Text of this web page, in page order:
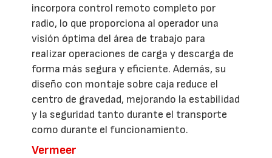
incorpora control remoto completo por
radio, lo que proporciona al operador una
visión óptima del área de trabajo para
realizar operaciones de carga y descarga de
forma más segura y eficiente. Además, su
diseño con montaje sobre caja reduce el
centro de gravedad, mejorando la estabilidad
y la seguridad tanto durante el transporte
como durante el funcionamiento.
Vermeer